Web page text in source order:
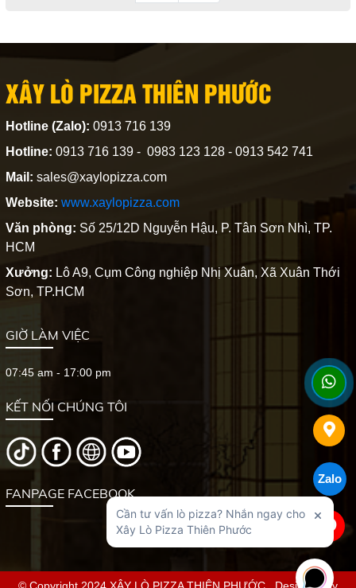
XÂY LÒ PIZZA THIÊN PHƯỚC
Hotline (Zalo): 0913 716 139
Hotline: 0913 716 139 - 0983 123 128 - 0913 542 741
Mail: sales@xaylopizza.com
Website: www.xaylopizza.com
Văn phòng: Số 25/12D Nguyễn Hậu, P. Tân Sơn Nhì, TP.
HCM
Xưởng: Lô A9, Cụm Công nghiệp Nhị Xuân, Xã Xuân Thới
Sơn, TP.HCM
GIỜ LÀM VIỆC
07:45 am - 17:00 pm
KẾT NỐI CHÚNG TÔI
FANPAGE FACEBOOK
© Copyright 2024 XÂY LÒ PIZZA THIÊN PHƯỚC . Designed by
Zalo